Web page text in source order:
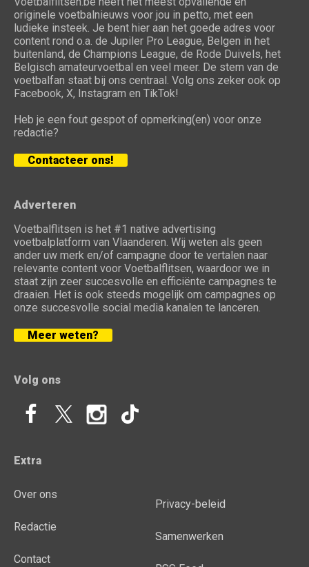
originele voetbalnieuws voor jou in petto, met een
ludieke insteek. Je bent hier aan het goede adres voor
content rond o.a. de Jupiler Pro League, Belgen in het
buitenland, de Champions League, de Rode Duivels, het
Belgisch amateurvoetbal en veel meer. De stem van de
voetbalfan staat bij ons centraal. Volg ons zeker ook op
Facebook, X, Instagram en TikTok!
Heb je een fout gespot of opmerking(en) voor onze
redactie?
Contacteer ons!
Adverteren
Voetbalflitsen is het #1 native advertising
voetbalplatform van Vlaanderen. Wij weten als geen
ander uw merk en/of campagne door te vertalen naar
relevante content voor Voetbalflitsen, waardoor we in
staat zijn zeer succesvolle en efficiënte campagnes te
draaien. Het is ook steeds mogelijk om campagnes op
onze succesvolle social media kanalen te lanceren.
Meer weten?
Volg ons
Extra
Over ons
Redactie
Contact
Privacy-beleid
Samenwerken